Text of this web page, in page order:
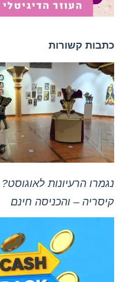
כתבות קשורות
נגמרו הרעיונות
קיסריה – והכניסה חינם